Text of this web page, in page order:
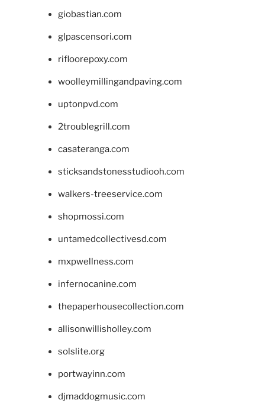
giobastian.com
glpascensori.com
rifloorepoxy.com
woolleymillingandpaving.com
uptonpvd.com
2troublegrill.com
casateranga.com
sticksandstonesstudiooh.com
walkers-treeservice.com
shopmossi.com
untamedcollectivesd.com
mxpwellness.com
infernocanine.com
thepaperhousecollection.com
allisonwillisholley.com
solslite.org
portwayinn.com
djmaddogmusic.com